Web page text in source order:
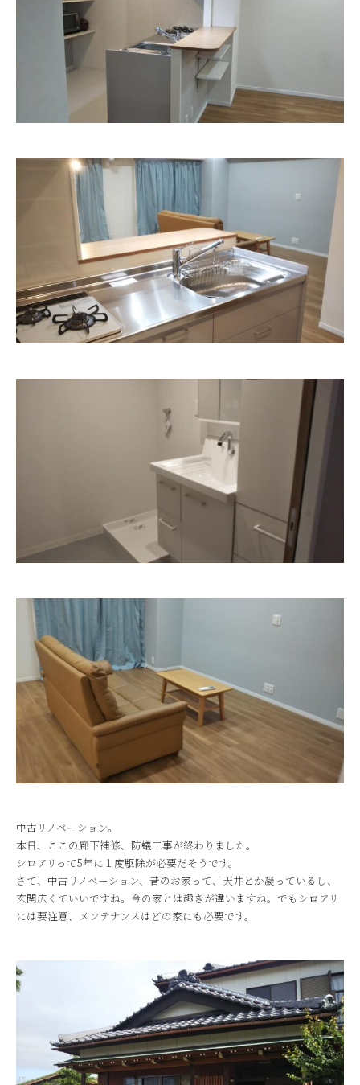
中古リノベーション。
本日、ここの廊下補修、防蟻工事が終わりました。
シロアリって5年に１度駆除が必要だそうです。
さて、中古リノベーション、昔のお家って、天井とか凝っているし、
玄関広くていいですね。今の家とは趣きが違いますね。でもシロアリ
には要注意、メンテナンスはどの家にも必要です。